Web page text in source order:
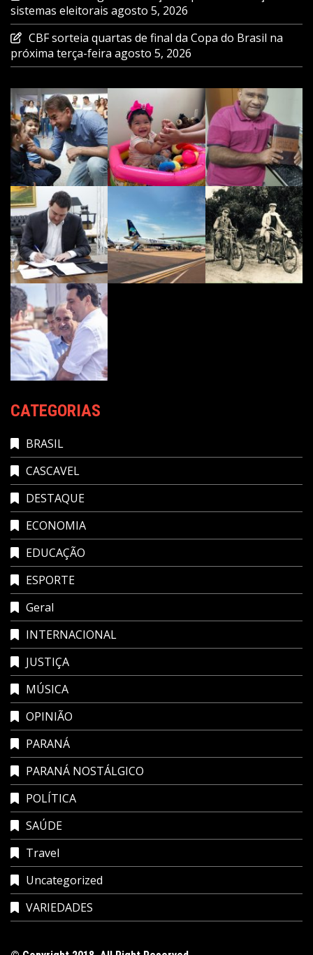
sistemas eleitorais agosto 5, 2026
CBF sorteia quartas de final da Copa do Brasil na
próxima terça-feira agosto 5, 2026
CATEGORIAS
BRASIL
CASCAVEL
DESTAQUE
ECONOMIA
EDUCAÇÃO
ESPORTE
Geral
INTERNACIONAL
JUSTIÇA
MÚSICA
OPINIÃO
PARANÁ
PARANÁ NOSTÁLGICO
POLÍTICA
SAÚDE
Travel
Uncategorized
VARIEDADES